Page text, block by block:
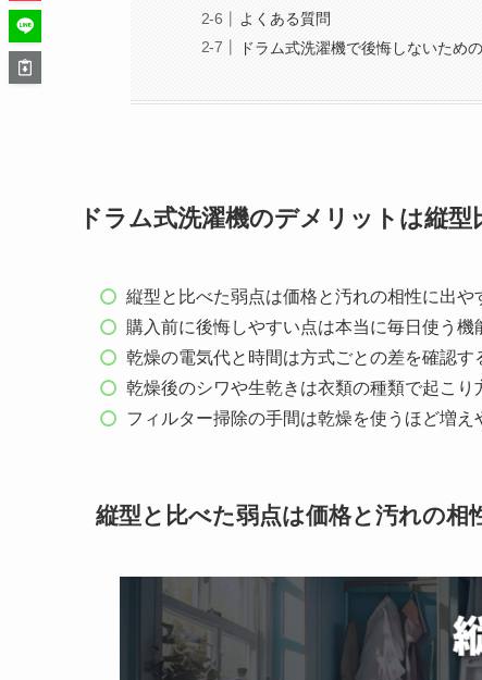
よくある質問
ドラム式洗濯機で後悔しないため
ドラム式洗濯機のデメリットは縦
縦型と比べた弱点は価格と汚れの相性に出や
購入前に後悔しやすい点は本当に毎日使う機
乾燥の電気代と時間は方式ごとの差を確認す
乾燥後のシワや生乾きは衣類の種類で起こり
フィルター掃除の手間は乾燥を使うほど増え
縦型と比べた弱点は価格と汚れの相